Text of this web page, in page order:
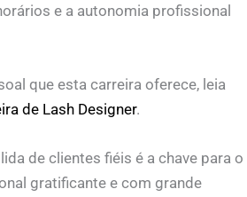
e a autonomia profissional
que esta carreira oferece, leia
de Lash Designer.
de clientes fiéis é a chave para o
gratificante e com grande